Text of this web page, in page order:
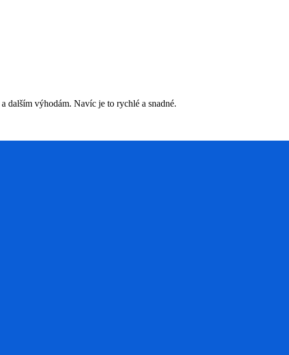
dalším výhodám. Navíc je to rychlé a snadné.